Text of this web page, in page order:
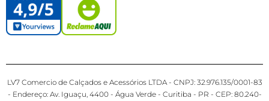
LV7 Comercio de Calçados e Acessórios LTDA - CNPJ: 32.976.135/0001-83
- Endereço: Av. Iguaçu, 4400 - Água Verde - Curitiba - PR - CEP: 80.240-